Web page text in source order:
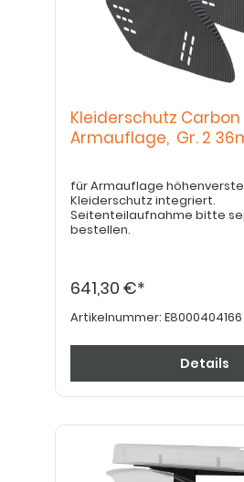
Kleiderschutz
Armauflage, Gr. 2
für Armauflage
Kleiderschutz integriert.
Seitenteilaufnahme bitte
bestellen.
641,30 €*
Artikelnummer: E8000404166
Details